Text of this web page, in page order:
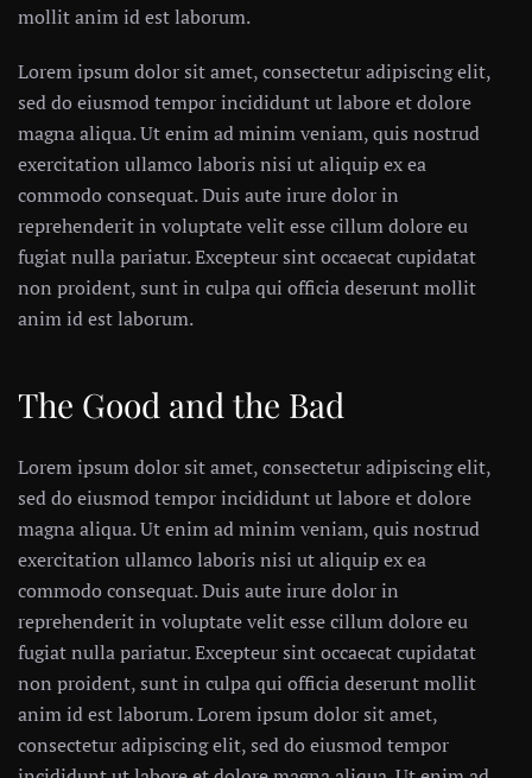
mollit anim id est laborum.
Lorem ipsum dolor sit amet, consectetur adipiscing elit,
sed do eiusmod tempor incididunt ut labore et dolore
magna aliqua. Ut enim ad minim veniam, quis nostrud
exercitation ullamco laboris nisi ut aliquip ex ea
commodo consequat. Duis aute irure dolor in
reprehenderit in voluptate velit esse cillum dolore eu
fugiat nulla pariatur. Excepteur sint occaecat cupidatat
non proident, sunt in culpa qui officia deserunt mollit
anim id est laborum.
The Good and the Bad
Lorem ipsum dolor sit amet, consectetur adipiscing elit,
sed do eiusmod tempor incididunt ut labore et dolore
magna aliqua. Ut enim ad minim veniam, quis nostrud
exercitation ullamco laboris nisi ut aliquip ex ea
commodo consequat. Duis aute irure dolor in
reprehenderit in voluptate velit esse cillum dolore eu
fugiat nulla pariatur. Excepteur sint occaecat cupidatat
non proident, sunt in culpa qui officia deserunt mollit
anim id est laborum. Lorem ipsum dolor sit amet,
consectetur adipiscing elit, sed do eiusmod tempor